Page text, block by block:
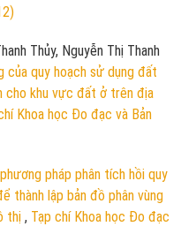
Thủy, Nguyễn Thị Thanh
của quy hoạch sử dụng đất
cho khu vực đất ở trên địa
Khoa học Đo đạc và Bản
pháp phân tích hồi quy
thành lập bản đồ phân vùng
thị , Tạp chí Khoa học Đo đạc